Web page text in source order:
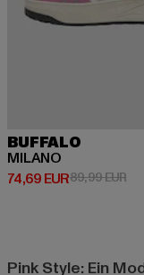
BUFFALO
MILANO
74,69 EUR
Derzeitiger Preis:
89,99 EUR
Pink Style: Ein